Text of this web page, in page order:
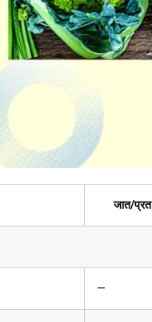
जात/प्रत
—